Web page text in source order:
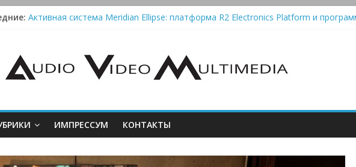
Активная система Meridian Ellipse: платформа R2 Electronics Platform и
Victrola Automatic — традиционный виниловый автомат, дополненный Bluetooth
ИМПРЕССУМ КОНТАКТЫ